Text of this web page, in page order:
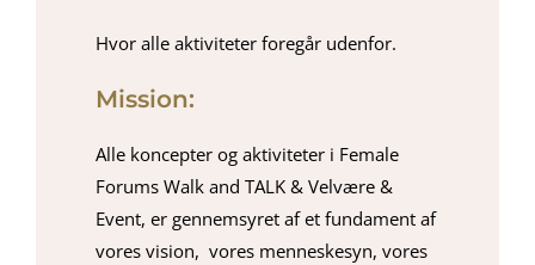
Hvor alle aktiviteter foregår udenfor.
Mission:
Alle koncepter og aktiviteter i Female
Forums Walk and TALK & Velvære &
Event, er gennemsyret af et fundament af
vores vision, vores menneskesyn, vores